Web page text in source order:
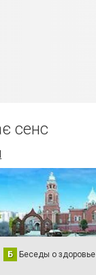
сенс
Б Беседы о здоровье